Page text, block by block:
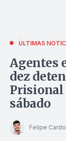
ÚLTIMAS
Agentes
dez
Prisional
sábado
Felipe